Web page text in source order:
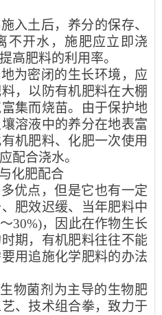
入土后，养分的保存、
不开水，施肥应立即浇
高肥料的利用率。
为密闭的生长环境，应
，以防有机肥料在大棚
集而烧苗。由于保护地
溶液中的养分在地表富
机肥料、化肥一次使用
配合浇水。
化肥配合
优点，但是它也有一定
肥效迟缓、当年肥料中
30%)，因此在作物生长
期，有机肥料往往不能
用追施化学肥料的办法
物菌剂为主导的生物肥
、技术组合拳，致力于